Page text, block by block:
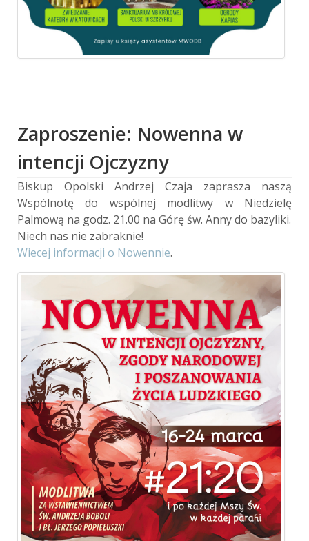
Zaproszenie: Nowenna w
intencji Ojczyzny
Biskup Opolski Andrzej Czaja zaprasza naszą
Wspólnotę do wspólnej modlitwy w Niedzielę
Palmową na godz. 21.00 na Górę św. Anny do bazyliki.
Niech nas nie zabraknie!
Wiecej informacji o Nowennie.